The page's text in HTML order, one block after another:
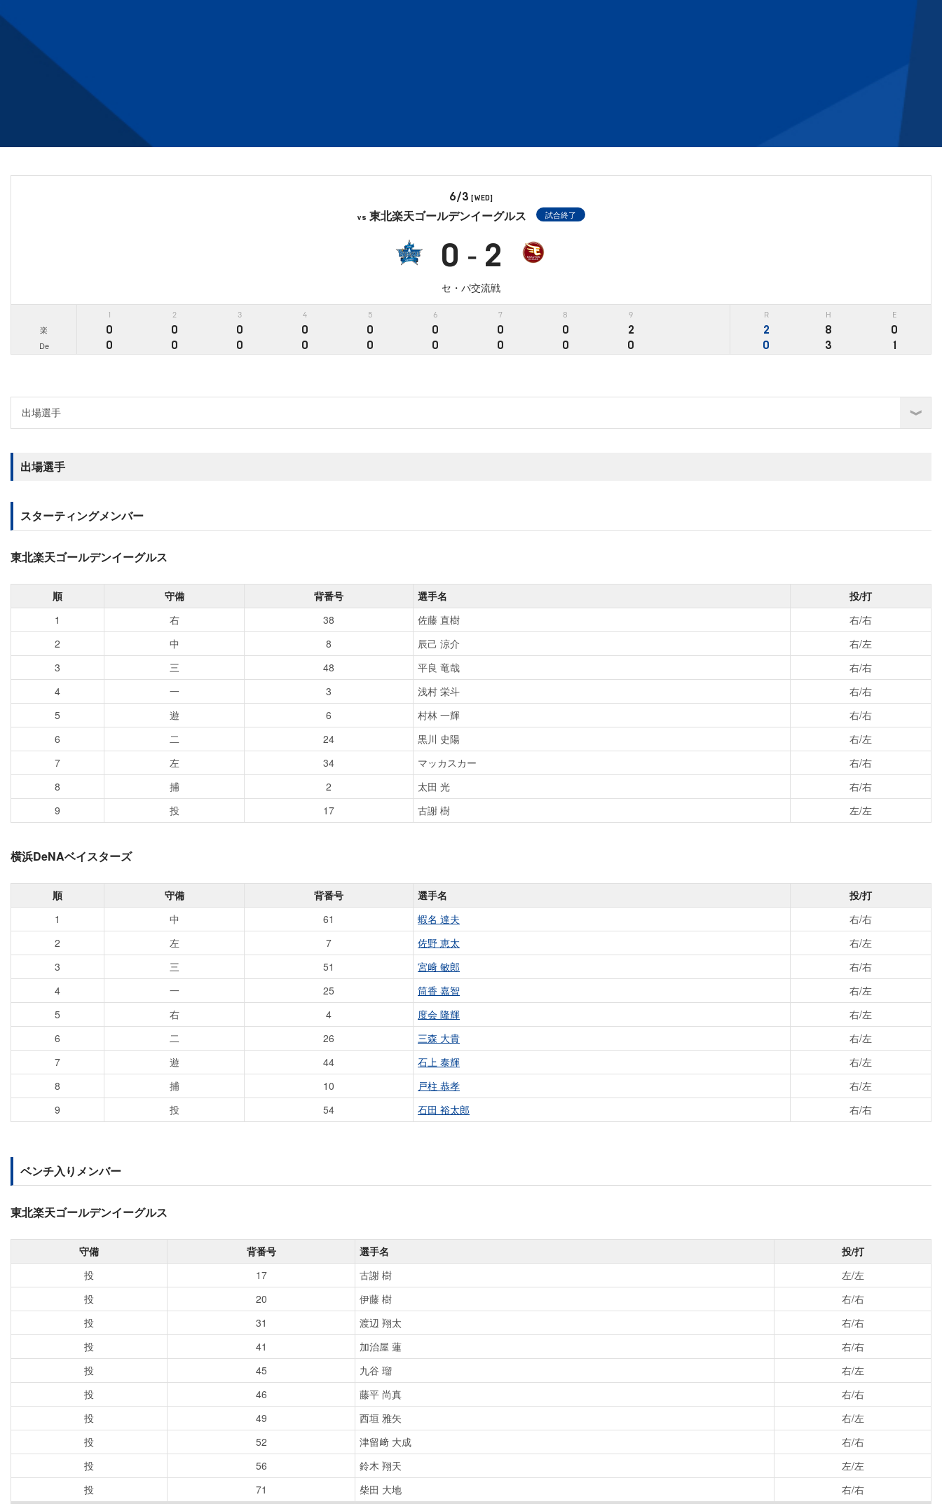
6/3 [WED]
vs 東北楽天ゴールデンイーグルス 試合終了
0 - 2
セ・パ交流戦
2 3 4 5 6 7 8 9 R H E
楽 0 0 0 0 0 0 0 0 2 2 8 0
De 0 0 0 0 0 0 0 0 0 0 3 1
出場選手
スターティングメンバー
東北楽天ゴールデンイーグルス
順 守備 背番号 選手名
投/打
1
右 38 佐藤 直樹
右/右
2
中 8 辰己 涼介
右/左
3
三 48 平良 竜哉
右/右
4
一 3 浅村 栄斗
右/右
5
遊 6 村林 一輝
右/右
6
二 24 黒川 史陽
右/左
7
左 34 マッカスカー
右/右
8
捕 2 太田 光
右/右
9
投 17 古謝 樹 左/左
横浜DeNAベイスターズ
順 守備 背番号 選手名
投/打
1
中 61 蝦名 達夫
右/右
2
左 7 佐野 恵太
右/左
3
三 51 宮﨑 敏郎
右/右
4
一 25 筒香 嘉智
右/左
5
右 4 度会 隆輝
右/左
6
二 26 三森 大貴
右/左
7
遊 44 石上 泰輝
右/左
8
捕 10 戸柱 恭孝
右/左
9
投 54 石田 裕太郎 右/右
ベンチ入りメンバー
東北楽天ゴールデンイーグルス
守備 背番号 選手名
投/打
投
17 古謝 樹
左/左
投
20 伊藤 樹
右/右
投
31 渡辺 翔太
右/右
投
41 加治屋 蓮
右/右
投
45 九谷 瑠
右/左
投
46 藤平 尚真
右/右
投
49 西垣 雅矢
右/左
投
52 津留﨑 大成
右/右
投
56 鈴木 翔天
左/左
投
71 柴田 大地
右/右